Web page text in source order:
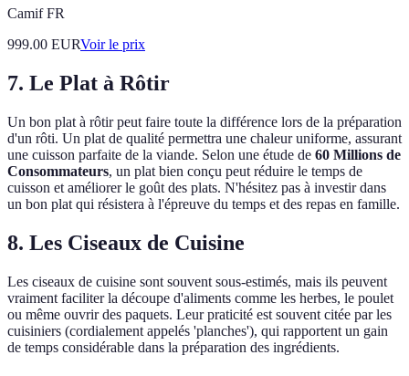
Camif FR
999.00 EURVoir le prix
7. Le Plat à Rôtir
Un bon plat à rôtir peut faire toute la différence lors de la préparation
d'un rôti. Un plat de qualité permettra une chaleur uniforme, assurant
une cuisson parfaite de la viande. Selon une étude de 60 Millions de
Consommateurs, un plat bien conçu peut réduire le temps de
cuisson et améliorer le goût des plats. N'hésitez pas à investir dans
un bon plat qui résistera à l'épreuve du temps et des repas en famille.
8. Les Ciseaux de Cuisine
Les ciseaux de cuisine sont souvent sous-estimés, mais ils peuvent
vraiment faciliter la découpe d'aliments comme les herbes, le poulet
ou même ouvrir des paquets. Leur praticité est souvent citée par les
cuisiniers (cordialement appelés 'planches'), qui rapportent un gain
de temps considérable dans la préparation des ingrédients.